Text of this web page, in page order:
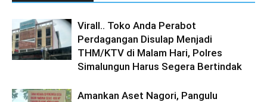
Virall.. Toko Anda Perabot
Perdagangan Disulap Menjadi
THM/KTV di Malam Hari, Polres
Simalungun Harus Segera Bertindak
Amankan Aset Nagori, Pangulu